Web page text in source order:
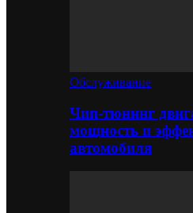
Обслуживание
Чип-тюнинг
мощность и
автомобиля